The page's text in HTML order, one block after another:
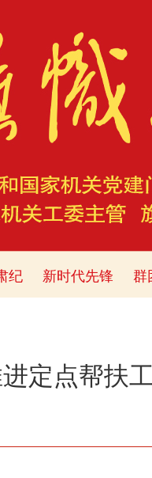
纪 新时代先锋 群
定点帮扶